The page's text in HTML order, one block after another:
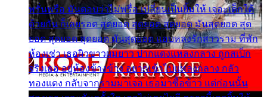
พรั่นพรือ มันตอบว่าไม่พรื่อ เปลี่ยนเป็นยิ้มให้ เจอะเด็กใต้
ด้วยกัน ก็เลยรอด สุดยอด สุดยอด สุดยอด มันสุดยอด สุด
ยอด สุดยอด สุดยอด มันสุดยอด แอบหลงรักสาวราม ที่พัก
ห้องเช่า เธอผิวขาวผมยาว ปากแดงแหลงกลาง ถูกสเป็ก
จริงเธอ อยู่ห้องข้างข้าง อยากเข้าไปแหลงกลาง กลัว
ทองแดง กลับจากรามมาเจอ เธอมาซื้อข้าว แต่ก่อนนั้น